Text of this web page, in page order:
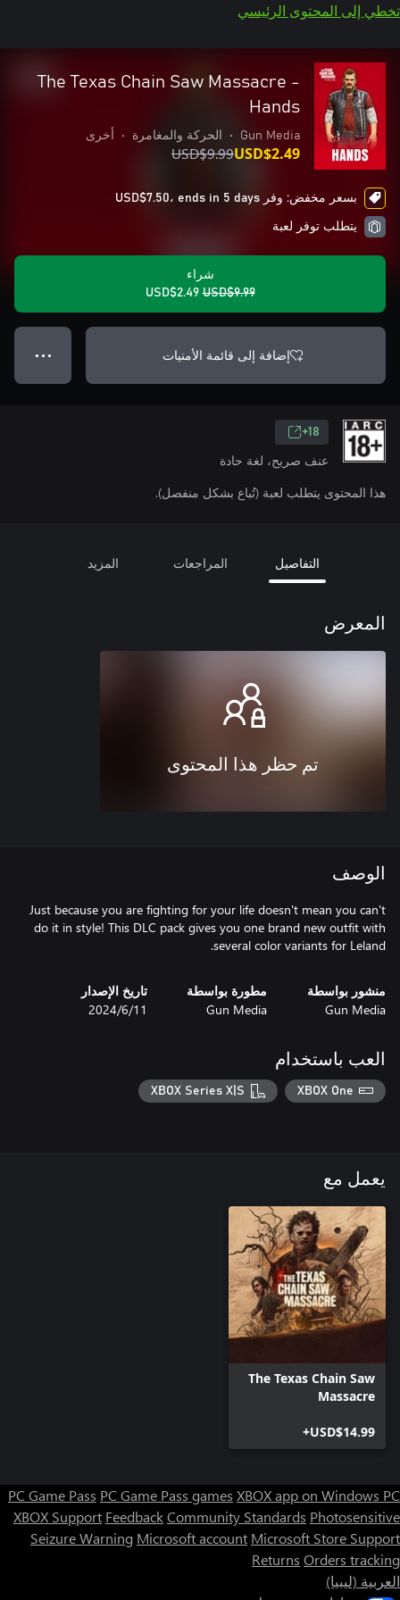
تخطي إلى المحتوى الرئيسي
The Texas Chain Saw Massacre -
Hands
Gun Media
• الحركة والمغامرة • أخرى
USD$9.99USD$2.49
بسعر مخفض: وفر USD$7.50، ends in 5 days
يتطلب توفر لعبة
شراء
USD$9.99
USD$2.49
إضافة إلى قائمة الأمنيات ● ● ●
18+
عنف صريح، لغة حادة
هذا المحتوى يتطلب لعبة (تُباع بشكل منفصل).
التفاصيل المراجعات المزيد
المعرض
تم حظر هذا المحتوى
الوصف
Just because you are fighting for your life doesn't mean you can't
do it in style! This DLC pack gives you one brand new outfit with
several color variants for Leland.
منشور بواسطة
Gun Media
مطورة بواسطة
Gun Media
تاريخ الإصدار
11‏/6‏/2024
العب باستخدام
XBOX One
XBOX Series X|S
يعمل مع
The Texas Chain Saw
Massacre
USD$14.99+
PC Game Pass PC Game Pass games XBOX app on Windows PC
XBOX Support FeedbackCommunity Standards Photosensitive
Seizure Warning Microsoft account Microsoft Store Support
Returns Orders tracking
العربية (ليبيا)